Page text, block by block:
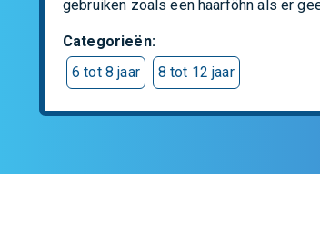
gebruiken zoals een haarföhn als er
Categorieën:
6 tot 8 jaar
8 tot 12 jaar